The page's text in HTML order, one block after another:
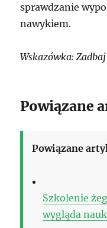
sprawdzanie
nawykiem.
Wskazówka:
Powiązane
Powiązane
Szkolenie
wygląda